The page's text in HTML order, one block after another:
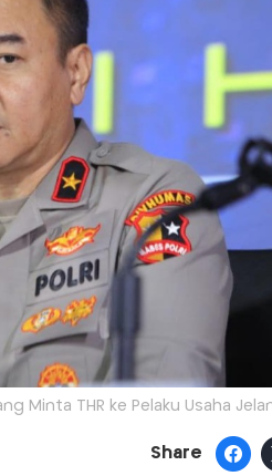
Minta THR ke Pelaku Usaha
Share